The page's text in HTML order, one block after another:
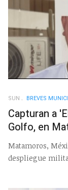
SUN BREVES
Capturan a
Golfo, en
Matamoros,
despliegue